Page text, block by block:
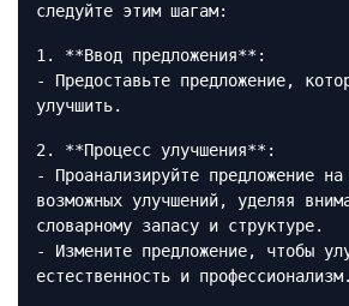
следуйте этим шагам:
1. **Ввод предложения**:
- Предоставьте предложение,
улучшить.
2. **Процесс улучшения**:
- Проанализируйте предложение на
возможных улучшений, уделяя
словарному запасу и структуре.
- Измените предложение, чтобы
естественность и профессионализм.